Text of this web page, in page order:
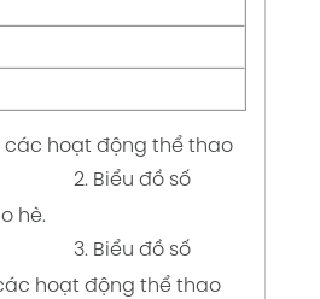
các hoạt động thể thao
2. Biểu đồ số
hè.
3. Biểu đồ số
hoạt động thể thao